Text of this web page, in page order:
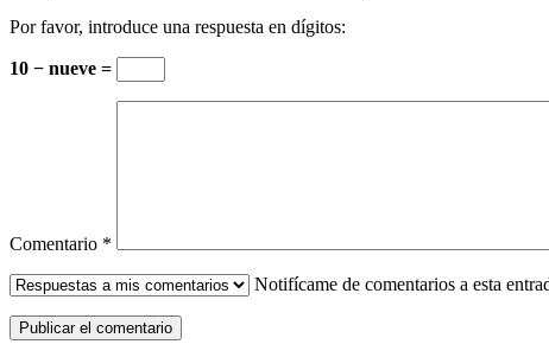
Por favor, introduce una respuesta en dígitos:
10 − nueve =
Comentario *
Notifícame de comentarios a esta